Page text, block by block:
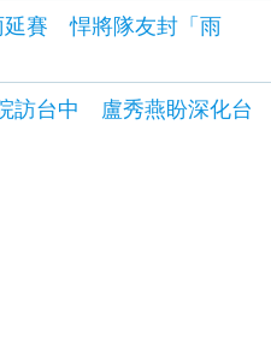
延賽 悍將隊友封「雨
訪台中 盧秀燕盼深化台